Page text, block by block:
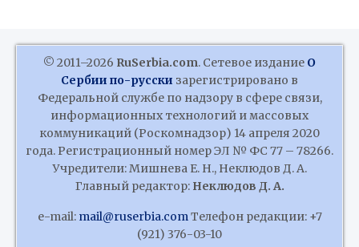
© 2011–2026 RuSerbia.com. Сетевое издание О
Сербии по-русски зарегистрировано в
Федеральной службе по надзору в сфере связи,
информационных технологий и массовых
коммуникаций (Роскомнадзор) 14 апреля 2020
года. Регистрационный номер ЭЛ № ФС 77 – 78266.
Учредители: Мишнева Е. Н., Неклюдов Д. А.
Главный редактор: Неклюдов Д. А.
e-mail: mail@ruserbia.comТелефон редакции: +7
(921) 376-03-10